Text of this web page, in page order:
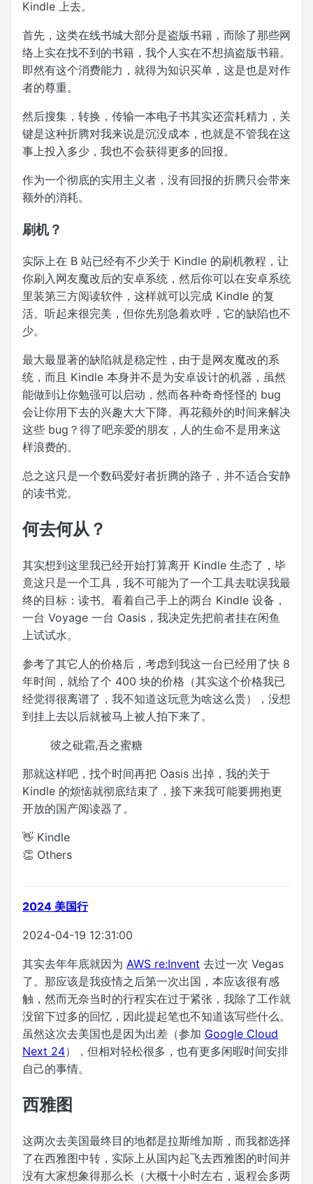
Kindle 上去。
首先，这类在线书城大部分是盗版书籍，而除了那些网
络上实在找不到的书籍，我个人实在不想搞盗版书籍。
即然有这个消费能力，就得为知识买单，这是也是对作
者的尊重。
然后搜集，转换，传输一本电子书其实还蛮耗精力，关
键是这种折腾对我来说是沉没成本，也就是不管我在这
事上投入多少，我也不会获得更多的回报。
作为一个彻底的实用主义者，没有回报的折腾只会带来
额外的消耗。
刷机？
实际上在 B 站已经有不少关于 Kindle 的刷机教程，让
你刷入网友魔改后的安卓系统，然后你可以在安卓系统
里装第三方阅读软件，这样就可以完成 Kindle 的复
活。听起来很完美，但你先别急着欢呼，它的缺陷也不
少。
最大最显著的缺陷就是稳定性，由于是网友魔改的系
统，而且 Kindle 本身并不是为安卓设计的机器，虽然
能做到让你勉强可以启动，然而各种奇奇怪怪的 bug
会让你用下去的兴趣大大下降。再花额外的时间来解决
这些 bug？得了吧亲爱的朋友，人的生命不是用来这
样浪费的。
总之这只是一个数码爱好者折腾的路子，并不适合安静
的读书党。
何去何从？
其实想到这里我已经开始打算离开 Kindle 生态了，毕
竟这只是一个工具，我不可能为了一个工具去耽误我最
终的目标：读书。看着自己手上的两台 Kindle 设备，
一台 Voyage 一台 Oasis，我决定先把前者挂在闲鱼
上试试水。
参考了其它人的价格后，考虑到我这一台已经用了快 8
年时间，就给了个 400 块的价格（其实这个价格我已
经觉得很离谱了，我不知道这玩意为啥这么贵），没想
到挂上去以后就被马上被人拍下来了。
彼之砒霜,吾之蜜糖
那就这样吧，找个时间再把 Oasis 出掉，我的关于
Kindle 的烦恼就彻底结束了，接下来我可能要拥抱更
开放的国产阅读器了。
👋 Kindle
👏 Others
2024 美国行
2024-04-19 12:31:00
其实去年年底就因为 AWS re:Invent 去过一次 Vegas
了。那应该是我疫情之后第一次出国，本应该很有感
触，然而无奈当时的行程实在过于紧张，我除了工作就
没留下过多的回忆，因此提起笔也不知道该写些什么。
虽然这次去美国也是因为出差（参加 Google Cloud
Next 24），但相对轻松很多，也有更多闲暇时间安排
自己的事情。
西雅图
这两次去美国最终目的地都是拉斯维加斯，而我都选择
了在西雅图中转，实际上从国内起飞去西雅图的时间并
没有大家想象得那么长（大概十小时左右，返程会多两